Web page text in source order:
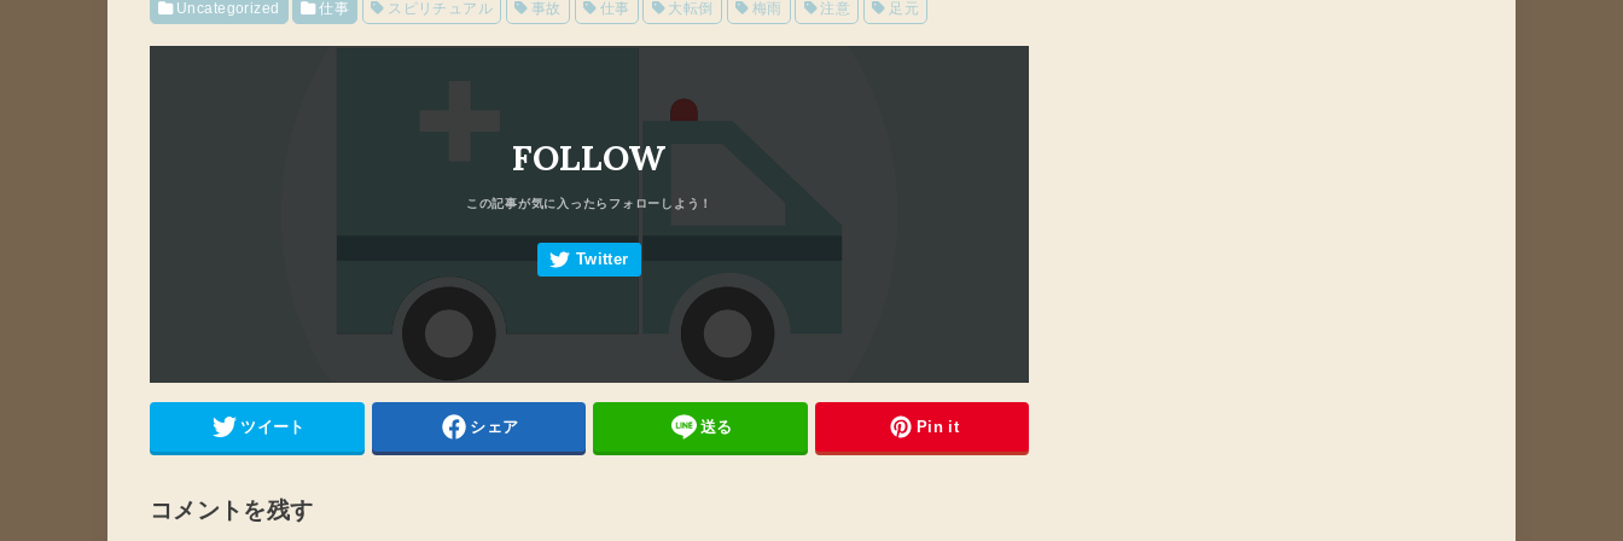
Uncategorized 仕事 スピリチュアル 事故 仕事 大転倒 梅雨 注意 足元
FOLLOW
ツイート シェア 送る Pin it
コメントを残す